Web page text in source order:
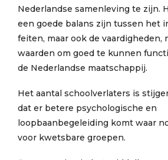
Nederlandse samenleving te zijn.
een goede balans zijn tussen het
feiten, maar ook de vaardigheden,
waarden om goed te kunnen
de Nederlandse maatschappij.
Het aantal schoolverlaters is
dat er betere psychologische en
loopbaanbegeleiding komt waar
voor kwetsbare groepen.